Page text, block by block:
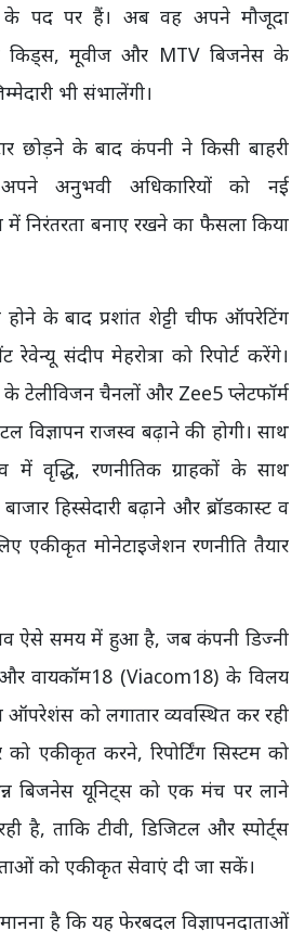
पद पर हैं। अब वह अपने मौजूदा
किड्स, मूवीज और MTV बिजनेस के
भी संभालेंगी।
छोड़ने के बाद कंपनी ने किसी बाहरी
अनुभवी अधिकारियों को नई
में निरंतरता बनाए रखने का फैसला किया
के बाद प्रशांत शेट्टी चीफ ऑपरेटिंग
संदीप मेहरोत्रा को रिपोर्ट करेंगे।
के टेलीविजन चैनलों और Zee5 प्लेटफॉर्म
विज्ञापन राजस्व बढ़ाने की होगी। साथ
में वृद्धि, रणनीतिक ग्राहकों के साथ
हिस्सेदारी बढ़ाने और ब्रॉडकास्ट व
एकीकृत मोनेटाइजेशन रणनीति तैयार
ऐसे समय में हुआ है, जब कंपनी डिज्नी
वायकॉम18 (Viacom18) के विलय
को लगातार व्यवस्थित कर रही
एकीकृत करने, रिपोर्टिंग सिस्टम को
बिजनेस यूनिट्स को एक मंच पर लाने
है, ताकि टीवी, डिजिटल और स्पोर्ट्स
को एकीकृत सेवाएं दी जा सकें।
है कि यह फेरबदल विज्ञापनदाताओं